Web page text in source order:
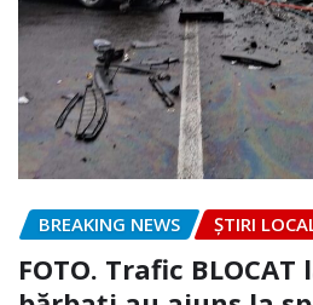
BREAKING NEWS ȘTIRI
FOTO. Trafic